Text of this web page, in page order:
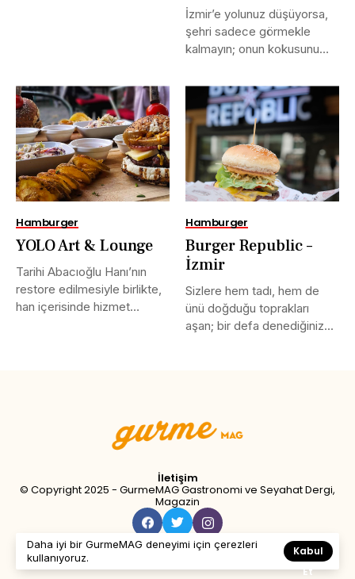
İzmir’e yolunuz düşüyorsa,
şehri sadece görmekle
kalmayın; onun kokusunu
Hamburger
YOLO Art & Lounge
Tarihi Abacıoğlu Hanı’nın
restore edilmesiyle birlikte,
han içerisinde hizmet
Hamburger
Burger Republic –
İzmir
Sizlere hem tadı, hem de
ünü doğduğu toprakları
aşan; bir defa denediğiniz...
İletişim
© Copyright 2025 - GurmeMAG Gastronomi ve Seyahat Dergi,
Magazin
Daha iyi bir GurmeMAG deneyimi için çerezleri
kullanıyoruz.
Kabul
Et